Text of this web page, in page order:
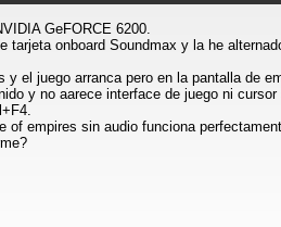
GeFORCE 6200.
tarjeta onboard Soundmax y la he
y el juego arranca pero en la pantalla de
y no aarece interface de juego ni cursor
of empires sin audio funciona